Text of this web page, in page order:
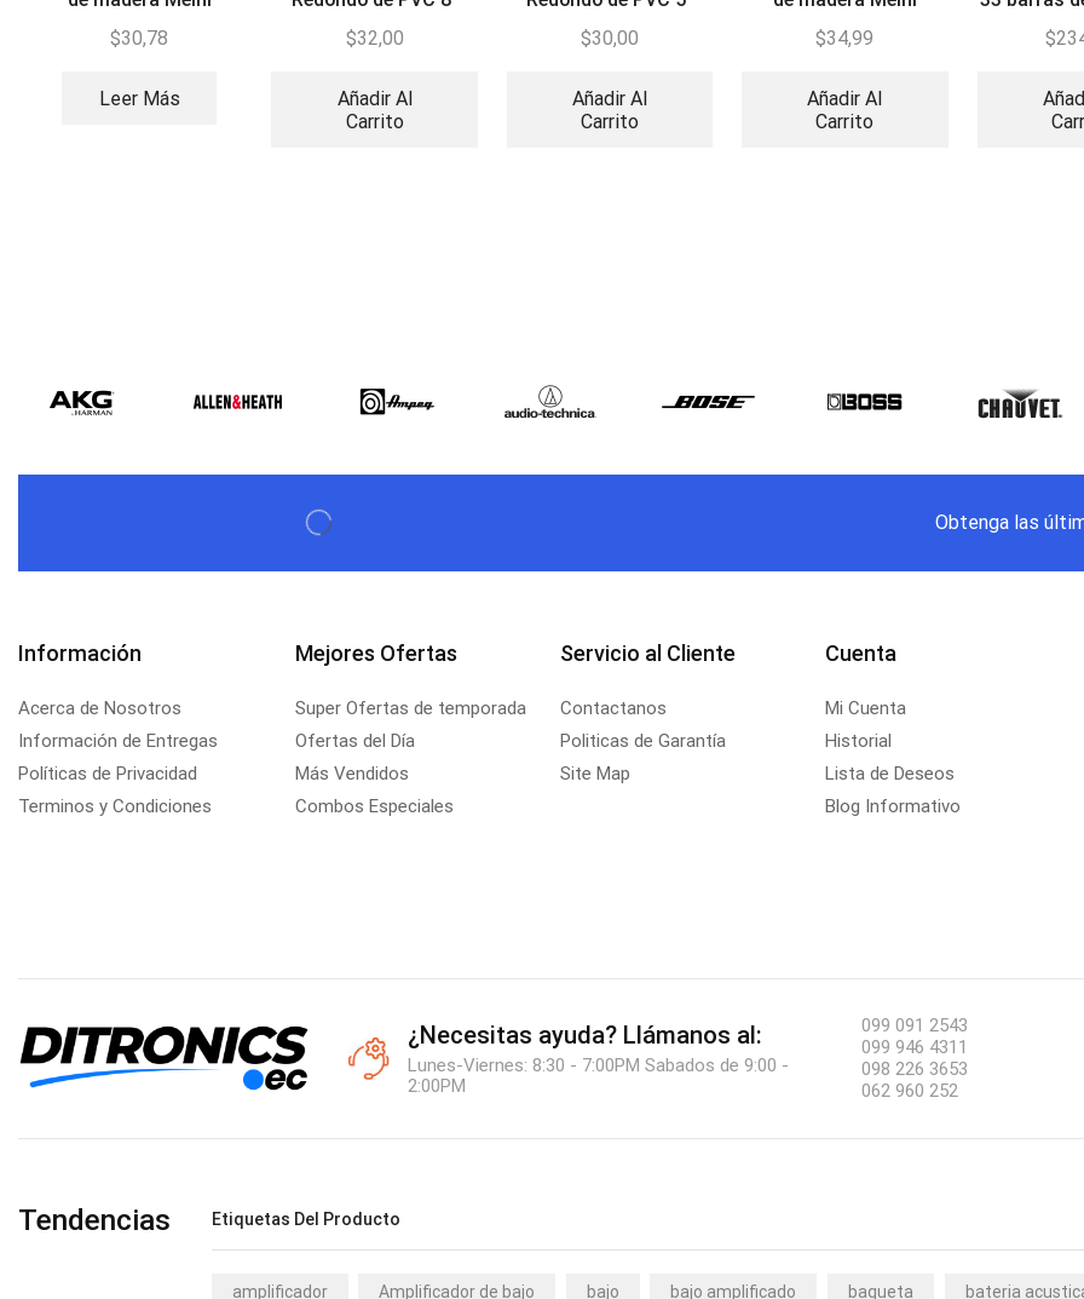
PMLTA2AB
$30,78
Leer Más
$32,00
Añadir Al
Carrito
$30,00
Añadir Al
Carrito
CTA2S-BK
$34,99
Añadir Al
Carrito
$
Obtenga las
Información
Acerca de Nosotros
Información de Entregas
Políticas de Privacidad
Terminos y Condiciones
Mejores Ofertas
Super Ofertas de temporada
Ofertas del Día
Más Vendidos
Combos Especiales
Servicio al Cliente
Contactanos
Politicas de Garantía
Site Map
Cuenta
Mi Cuenta
Historial
Lista de Deseos
Blog Informativo
¿Necesitas ayuda? Llámanos al:
Lunes-Viernes: 8:30 - 7:00PM Sabados de 9:00 -
2:00PM
099 091 2543
099 946 4311
098 226 3653
062 960 252
Tendencias Etiquetas Del Producto
amplificador Amplificador de bajo bajo bajo amplificado baqueta bateria